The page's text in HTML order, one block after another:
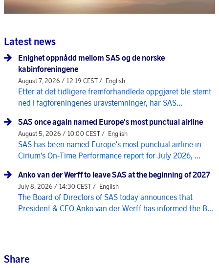
Latest news
Enighet oppnådd mellom SAS og de norske
kabinforeningene
August 7, 2026 / 12:19 CEST / English
Etter at det tidligere fremforhandlede oppgjøret ble stemt
ned i fagforeningenes uravstemninger, har SAS...
SAS once again named Europe's most punctual airline
August 5, 2026 / 10:00 CEST / English
SAS has been named Europe's most punctual airline in
Cirium's On-Time Performance report for July 2026, ...
Anko van der Werff to leave SAS at the beginning of 2027
July 8, 2026 / 14:30 CEST / English
The Board of Directors of SAS today announces that
President & CEO Anko van der Werff has informed the B...
Share